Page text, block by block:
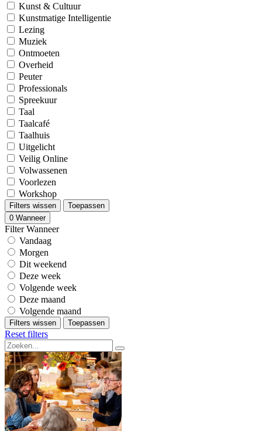
Kunst & Cultuur
Kunstmatige Intelligentie
Lezing
Muziek
Ontmoeten
Overheid
Peuter
Professionals
Spreekuur
Taal
Taalcafé
Taalhuis
Uitgelicht
Veilig Online
Volwassenen
Voorlezen
Workshop
Filters wissen
Toepassen
0 Wanneer
Filter Wanneer
Vandaag
Morgen
Dit weekend
Deze week
Volgende week
Deze maand
Volgende maand
Filters wissen Toepassen
Reset filters